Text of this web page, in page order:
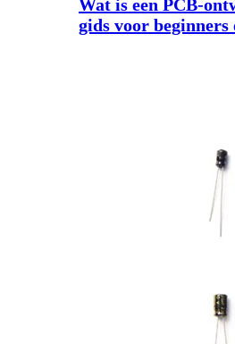
Wat is een PCB-
gids voor beginners